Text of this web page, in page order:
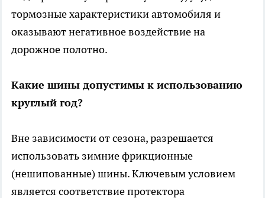
тормозные характеристики автомобиля и
оказывают негативное воздействие на
дорожное полотно.
Какие шины допустимы к использованию
круглый год?
Вне зависимости от сезона, разрешается
использовать зимние фрикционные
(нешипованные) шины. Ключевым условием
является соответствие протектора